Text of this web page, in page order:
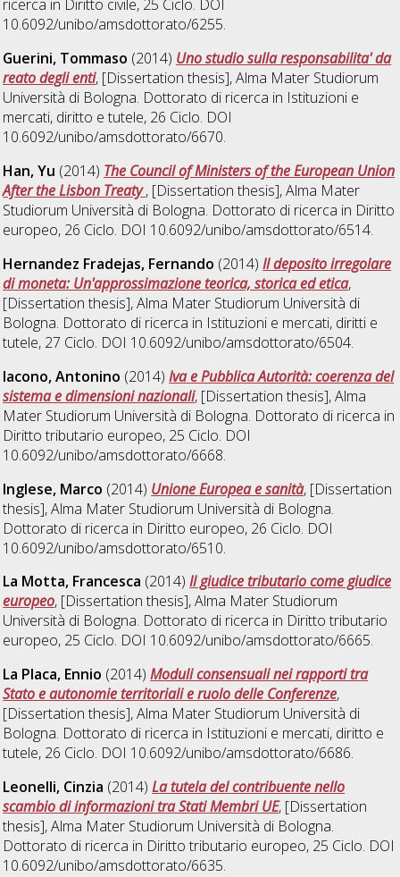
ricerca in Diritto civile, 25 Ciclo. DOI
10.6092/unibo/amsdottorato/6255.
Guerini, Tommaso (2014) Uno studio sulla responsabilita' da
reato degli enti, [Dissertation thesis], Alma Mater Studiorum
Università di Bologna. Dottorato di ricerca in Istituzioni e
mercati, diritto e tutele, 26 Ciclo. DOI
10.6092/unibo/amsdottorato/6670.
Han, Yu (2014) The Council of Ministers of the European Union
After the Lisbon Treaty, [Dissertation thesis], Alma Mater
Studiorum Università di Bologna. Dottorato di ricerca in Diritto
europeo, 26 Ciclo. DOI 10.6092/unibo/amsdottorato/6514.
Hernandez Fradejas, Fernando (2014)Il deposito irregolare
di moneta: Un'approssimazione teorica, storica ed etica,
[Dissertation thesis], Alma Mater Studiorum Università di
Bologna. Dottorato di ricerca in Istituzioni e mercati, diritti e
tutele, 27 Ciclo. DOI 10.6092/unibo/amsdottorato/6504.
Iacono, Antonino (2014)Iva e Pubblica Autorità: coerenza del
sistema e dimensioni nazionali, [Dissertation thesis], Alma
Mater Studiorum Università di Bologna. Dottorato di ricerca in
Diritto tributario europeo, 25 Ciclo. DOI
10.6092/unibo/amsdottorato/6668.
Inglese, Marco (2014) Unione Europea e sanità, [Dissertation
thesis], Alma Mater Studiorum Università di Bologna.
Dottorato di ricerca in Diritto europeo, 26 Ciclo. DOI
10.6092/unibo/amsdottorato/6510.
La Motta, Francesca (2014)Il giudice tributario come giudice
europeo, [Dissertation thesis], Alma Mater Studiorum
Università di Bologna. Dottorato di ricerca in Diritto tributario
europeo, 25 Ciclo. DOI 10.6092/unibo/amsdottorato/6665.
La Placa, Ennio (2014)Moduli consensuali nei rapporti tra
Stato e autonomie territoriali e ruolo delle Conferenze,
[Dissertation thesis], Alma Mater Studiorum Università di
Bologna. Dottorato di ricerca in Istituzioni e mercati, diritto e
tutele, 26 Ciclo. DOI 10.6092/unibo/amsdottorato/6686.
Leonelli, Cinzia (2014)La tutela del contribuente nello
scambio di informazioni tra Stati Membri UE, [Dissertation
thesis], Alma Mater Studiorum Università di Bologna.
Dottorato di ricerca in Diritto tributario europeo, 25 Ciclo. DOI
10.6092/unibo/amsdottorato/6635.